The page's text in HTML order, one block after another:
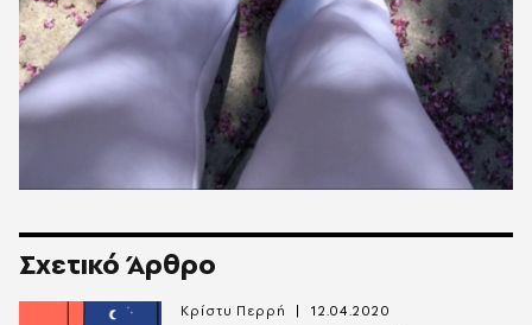
Σχετικό Άρθρο
Κρίστυ Περρή 12.04.2020